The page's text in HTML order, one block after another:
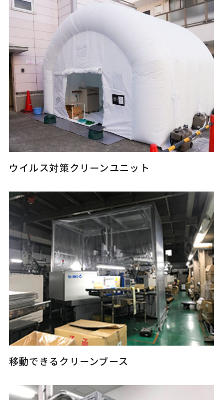
ウイルス対策クリーンユニット
移動できるクリーンブース